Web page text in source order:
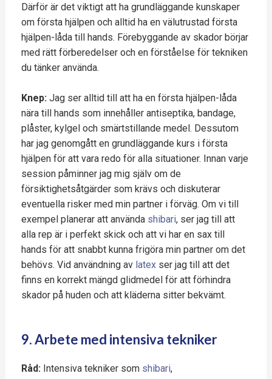
Därför är det viktigt att ha grundläggande kunskaper
om första hjälpen och alltid ha en välutrustad första
hjälpen-låda till hands. Förebyggande av skador börjar
med rätt förberedelser och en förståelse för tekniken
du tänker använda.
Knep:Jag ser alltid till att ha en första hjälpen-låda
nära till hands som innehåller antiseptika, bandage,
plåster, kylgel och smärtstillande medel. Dessutom
har jag genomgått en grundläggande kurs i första
hjälpen för att vara redo för alla situationer. Innan varje
session påminner jag mig själv om de
försiktighetsåtgärder som krävs och diskuterar
eventuella risker med min partner i förväg. Om vi till
exempel planerar att använda shibari, ser jag till att
alla rep är i perfekt skick och att vi har en sax till
hands för att snabbt kunna frigöra min partner om det
behövs. Vid användning av latexser jag till att det
finns en korrekt mängd glidmedel för att förhindra
skador på huden och att kläderna sitter bekvämt.
9. Arbete med intensiva tekniker
Råd:Intensiva tekniker som shibari,